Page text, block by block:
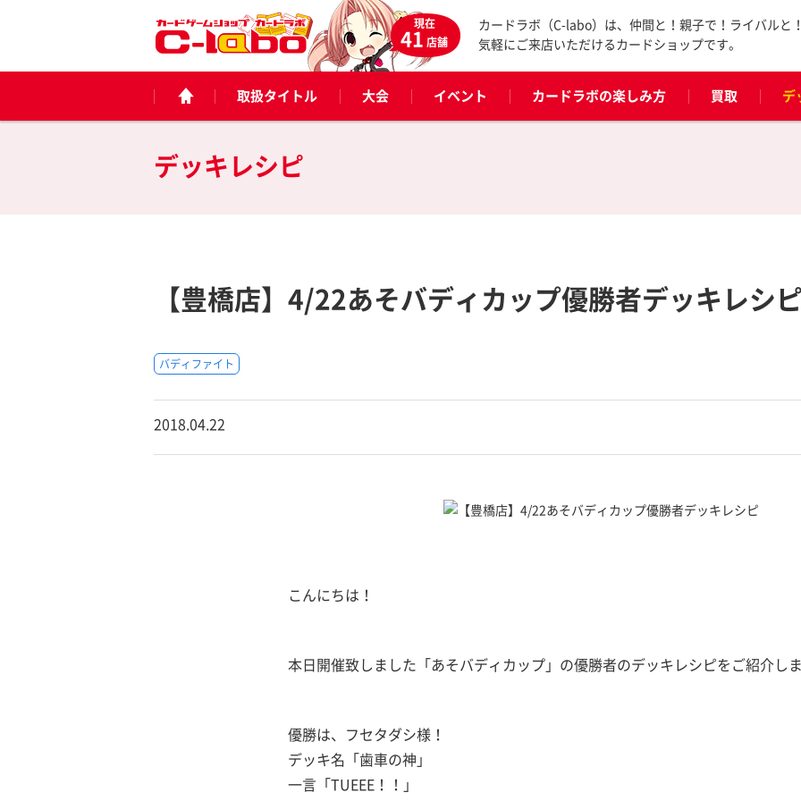
現在
41店舗
カードラボ（C-labo）は、仲間と！親子で！ライバルと
気軽にご来店いただけるカードショップです。
取扱タイトル 大会 イベント カードラボの楽しみ方 買取 デ
デッキレシピ
【豊橋店】4/22あそバディカップ優勝者デッキレシ
バディファイト
2018.04.22
こんにちは！
本日開催致しました「あそバディカップ」の優勝者のデッキレシピをご紹介し
優勝は、フセタダシ様！
デッキ名「歯車の神」
一言「TUEEE！！」